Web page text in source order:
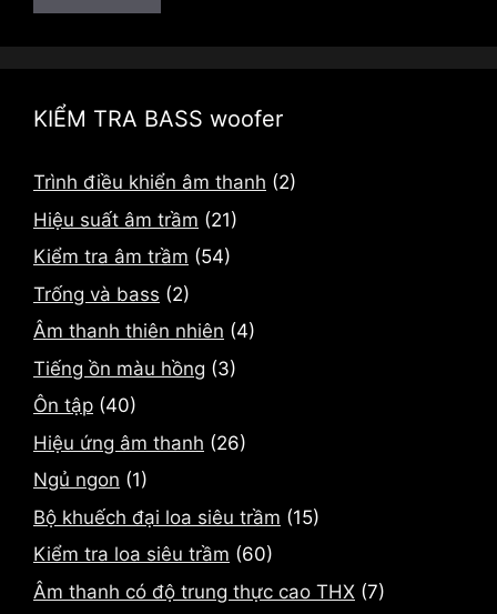
KIỂM TRA BASS woofer
Trình điều khiển âm thanh (2)
Hiệu suất âm trầm (21)
Kiểm tra âm trầm (54)
Trống và bass (2)
Âm thanh thiên nhiên (4)
Tiếng ồn màu hồng (3)
Ôn tập (40)
Hiệu ứng âm thanh (26)
Ngủ ngon (1)
Bộ khuếch đại loa siêu trầm (15)
Kiểm tra loa siêu trầm (60)
Âm thanh có độ trung thực cao THX (7)